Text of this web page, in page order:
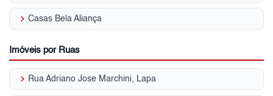
keyboard_arrow_right Casas Bela Aliança
Imóveis por Ruas
keyboard_arrow_right Rua Adriano Jose Marchini, Lapa